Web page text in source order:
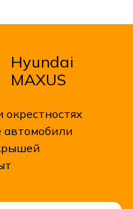
Hyundai
MAXUS
окрестностях